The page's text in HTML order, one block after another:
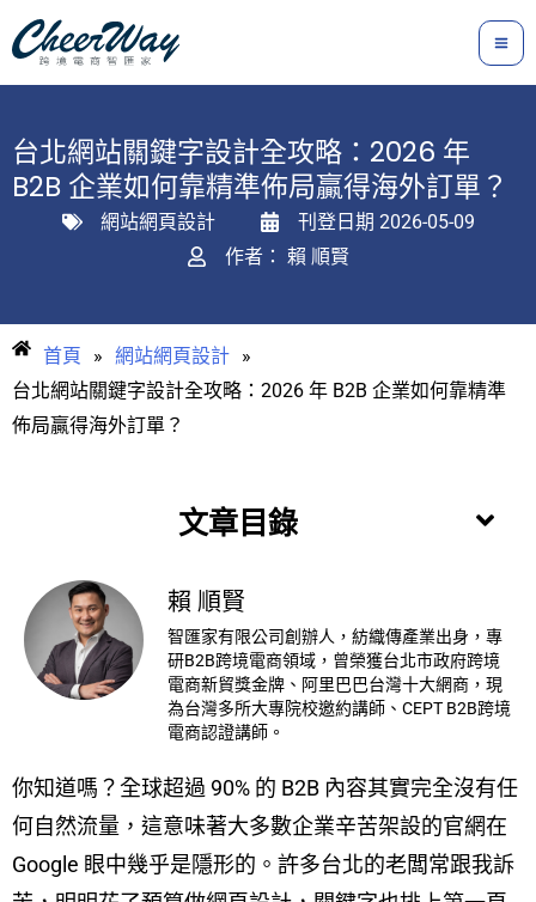
至
主
內
容
台北網站關鍵字設計全攻略：2026 年
B2B 企業如何靠精準佈局贏得海外訂單？
網站網頁設計 刊登日期 2026-05-09
作者： 賴 順賢
首頁 » 網站網頁設計 »
台北網站關鍵字設計全攻略：2026 年 B2B 企業如何靠精準
佈局贏得海外訂單？
文章目錄
賴 順賢
智匯家有限公司創辦人，紡織傳產業出身，專
研B2B跨境電商領域，曾榮獲台北市政府跨境
電商新貿獎金牌、阿里巴巴台灣十大網商，現
為台灣多所大專院校邀約講師、CEPT B2B跨境
電商認證講師。
你知道嗎？全球超過 90% 的 B2B 內容其實完全沒有任
何自然流量，這意味著大多數企業辛苦架設的官網在
Google 眼中幾乎是隱形的。許多台北的老闆常跟我訴